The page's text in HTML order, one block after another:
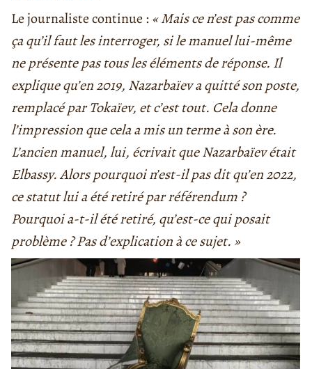
Le journaliste continue : « Mais ce n’est pas comme
ça qu’il faut les interroger, si le manuel lui-même
ne présente pas tous les éléments de réponse. Il
explique qu’en 2019, Nazarbaïev a quitté son poste,
remplacé par Tokaïev, et c’est tout. Cela donne
l’impression que cela a mis un terme à son ère.
L’ancien manuel, lui, écrivait que Nazarbaïev était
Elbassy. Alors pourquoi n’est-il pas dit qu’en 2022,
ce statut lui a été retiré par référendum ?
Pourquoi a-t-il été retiré, qu’est-ce qui posait
problème ? Pas d’explication à ce sujet. »